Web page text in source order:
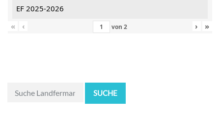
EF 2025-2026
«
‹ von 2 › »
SUCHE